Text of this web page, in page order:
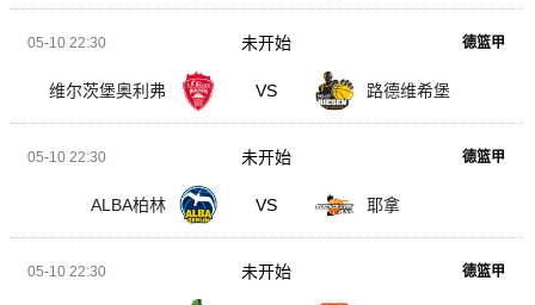
05-10 22:30 德篮甲
维尔茨堡奥利弗 VS 路德维希堡
未开始
05-10 22:30 德篮甲
ALBA柏林 VS 耶拿
未开始
05-10 22:30 德篮甲
未开始